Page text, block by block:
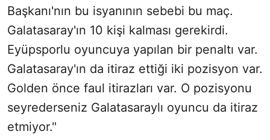
Başkanı'nın bu isyanının sebebi bu maç.
Galatasaray'ın 10 kişi kalması gerekirdi.
Eyüpsporlu oyuncuya yapılan bir penaltı var.
Galatasaray'ın da itiraz ettiği iki pozisyon var.
Golden önce faul itirazları var. O pozisyonu
seyrederseniz Galatasaraylı oyuncu da itiraz
etmiyor."